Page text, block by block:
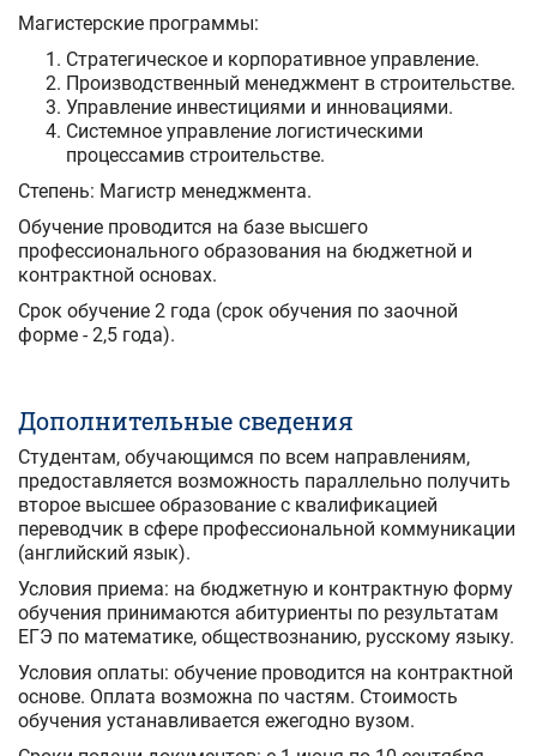
Магистерские программы:
Стратегическое и корпоративное управление.
Производственный менеджмент в строительстве.
Управление инвестициями и инновациями.
Системное управление логистическими
процессамив строительстве.
Степень: Магистр менеджмента.
Обучение проводится на базе высшего
профессионального образования на бюджетной и
контрактной основах.
Срок обучение 2 года (срок обучения по заочной
форме - 2,5 года).
Дополнительные сведения
Студентам, обучающимся по всем направлениям,
предоставляется возможность параллельно получить
второе высшее образование с квалификацией
переводчик в сфере профессиональной коммуникации
(английский язык).
Условия приема: на бюджетную и контрактную форму
обучения принимаются абитуриенты по результатам
ЕГЭ по математике, обществознанию, русскому языку.
Условия оплаты: обучение проводится на контрактной
основе. Оплата возможна по частям. Стоимость
обучения устанавливается ежегодно вузом.